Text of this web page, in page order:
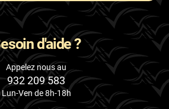
d'aide ?
Appelez nous au
932 209 583
Lun-Ven de 8h-18h